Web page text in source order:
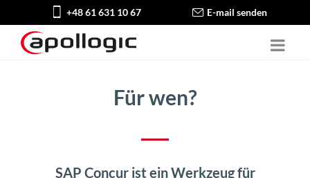
+48 61 631 10 67 E-mail senden
Für wen?
SAP Concur ist ein Werkzeug für